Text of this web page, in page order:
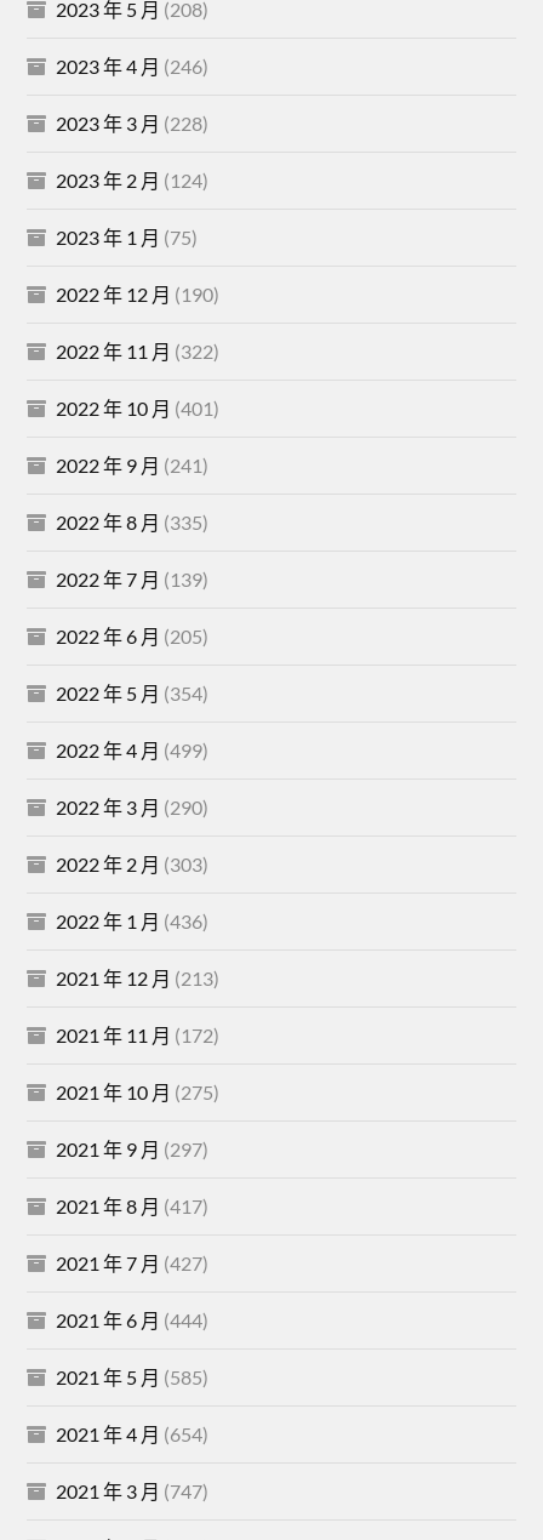
2023 年 5 月 (208)
2023 年 4 月 (246)
2023 年 3 月 (228)
2023 年 2 月 (124)
2023 年 1 月 (75)
2022 年 12 月 (190)
2022 年 11 月 (322)
2022 年 10 月 (401)
2022 年 9 月 (241)
2022 年 8 月 (335)
2022 年 7 月 (139)
2022 年 6 月 (205)
2022 年 5 月 (354)
2022 年 4 月 (499)
2022 年 3 月 (290)
2022 年 2 月 (303)
2022 年 1 月 (436)
2021 年 12 月 (213)
2021 年 11 月 (172)
2021 年 10 月 (275)
2021 年 9 月 (297)
2021 年 8 月 (417)
2021 年 7 月 (427)
2021 年 6 月 (444)
2021 年 5 月 (585)
2021 年 4 月 (654)
2021 年 3 月 (747)